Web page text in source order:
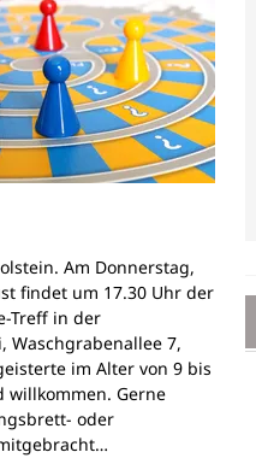
Am Donnerstag,
findet um 17.30 Uhr der
Treff in der
Waschgrabenallee 7,
im Alter von 9 bis
willkommen. Gerne
oder